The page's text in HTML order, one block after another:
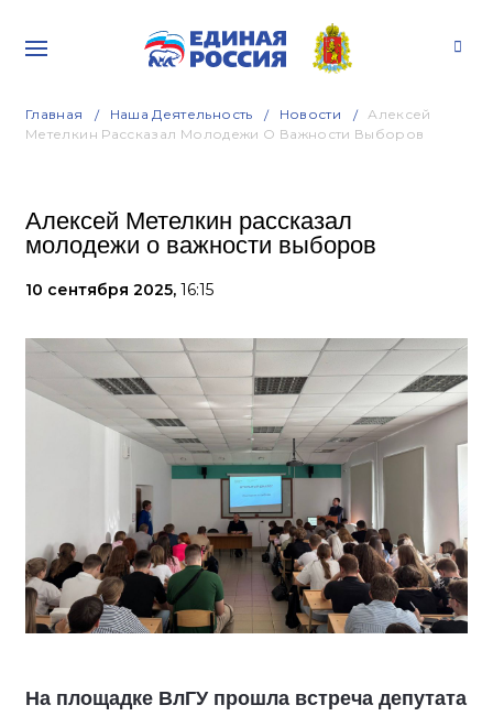
Главная Наша Деятельность Новости
Алексей
Метелкин Рассказал Молодежи О Важности Выборов
Алексей Метелкин рассказал
молодежи о важности выборов
10 сентября 2025, 16:15
На площадке ВлГУ прошла встреча депутата